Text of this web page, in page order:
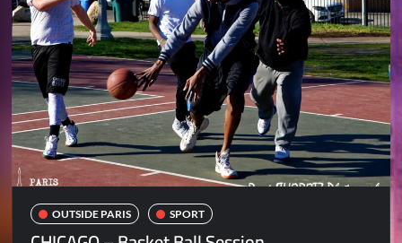
OUTSIDE PARIS SPORT